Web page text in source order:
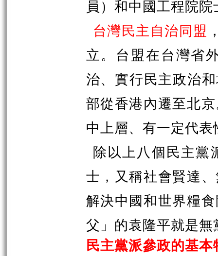
員）和中國工程院
台灣民主自治同盟
立。台盟在台灣省
治、實行民主政治
部從香港內遷至北
中上層、有一定代
除以上八個民主黨
士，又稱社會賢達
解決中國和世界糧
父」的袁隆平就是
民主黨派參政的基本